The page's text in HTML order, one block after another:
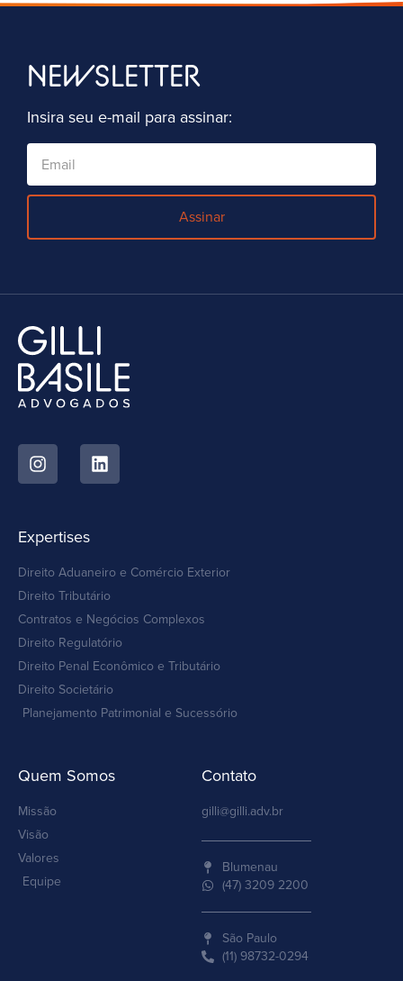
NEWSLETTER
Insira seu e-mail para assinar:
Assinar
Expertises
Direito Aduaneiro e Comércio Exterior
Direito Tributário
Contratos e Negócios Complexos
Direito Regulatório
Direito Penal Econômico e Tributário
Direito Societário
Planejamento Patrimonial e Sucessório
Quem Somos
Missão
Visão
Valores
Equipe
Contato
gilli@gilli.adv.br
Blumenau
(47) 3209 2200
São Paulo
(11) 98732-0294